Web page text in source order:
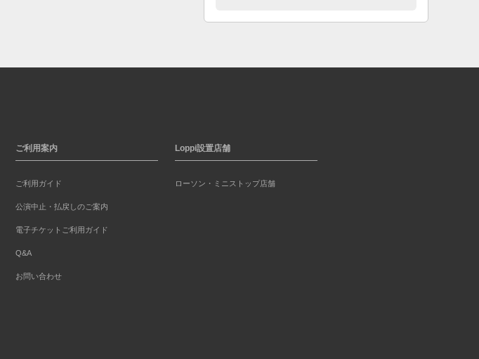
ご利用案内
ご利用ガイド
公演中止・払戻しのご案内
電子チケットご利用ガイド
Q&A
お問い合わせ
Loppi設置店舗
ローソン・ミニストップ店舗